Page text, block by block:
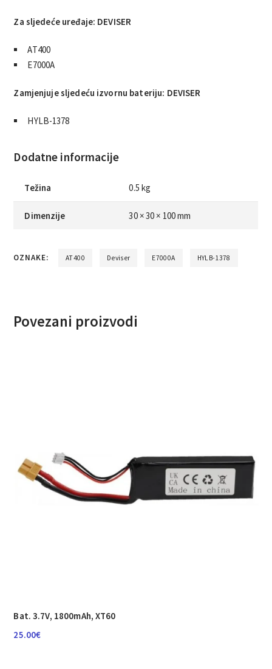
Za sljedeće uređaje: DEVISER
AT400
E7000A
Zamjenjuje sljedeću izvornu bateriju: DEVISER
HYLB-1378
Dodatne informacije
Težina 0.5 kg
Dimenzije 30 × 30 × 100 mm
OZNAKE: AT400 Deviser E7000A HYLB-1378
Povezani proizvodi
Bat. 3.7V, 1800mAh, XT60
25.00€